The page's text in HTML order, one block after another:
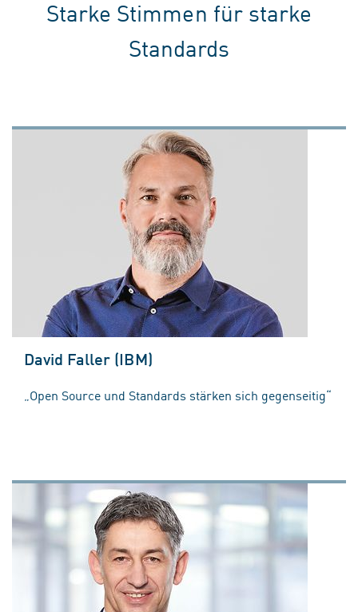
Starke Stimmen für starke
Standards
David Faller (IBM)
„Open Source und Standards stärken sich gegenseitig“